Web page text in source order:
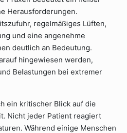
Herausforderungen.
regelmäßiges Lüften,
und eine angenehme
deutlich an Bedeutung.
hingewiesen werden,
Belastungen bei extremer
ein kritischer Blick auf die
Nicht jeder Patient reagiert
Während einige Menschen